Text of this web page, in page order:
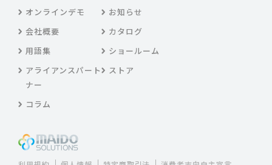
オンラインデモ
お知らせ
会社概要
カタログ
用語集
ショールーム
アライアンスパート
ナー
ストア
コラム